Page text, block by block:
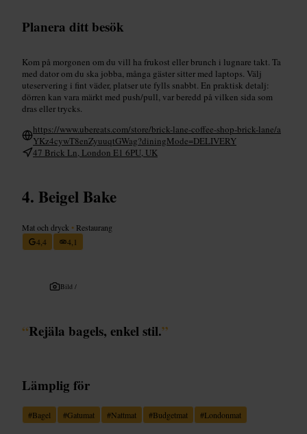
Planera ditt besök
Kom på morgonen om du vill ha frukost eller brunch i lugnare takt. Ta
med dator om du ska jobba, många gäster sitter med laptops. Välj
uteservering i fint väder, platser ute fylls snabbt. En praktisk detalj:
dörren kan vara märkt med push/pull, var beredd på vilken sida som
dras eller trycks.
https://www.ubereats.com/store/brick-lane-coffee-shop-brick-lane/a
YKz4cywT8enZyuuqtGWag?diningMode=DELIVERY
47 Brick Ln, London E1 6PU, UK
Beigel Bake
Mat och dryck • Restaurang
4,4
4,1
Bild /
“Rejäla bagels, enkel stil.”
Lämplig för
#Bagel #Gatumat #Nattmat #Budgetmat #Londonmat